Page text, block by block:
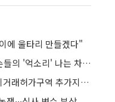
에 울타리 만들겠다"
제이지와 비욘세, 美 대중음악 큰 손들의 '억소리' 나는 차량 컬렉션
정부 "서울 집값 변동성 확대…토지거래허가구역 추가지정 강구"